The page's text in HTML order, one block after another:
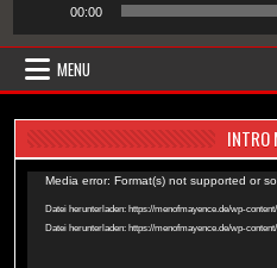
00:00
MENU
INTRO
Video-
Player
Media error: Format(s) not supported or
Datei herunterladen: https://menofmayence.de/wp-
Datei herunterladen: https://menofmayence.de/wp-